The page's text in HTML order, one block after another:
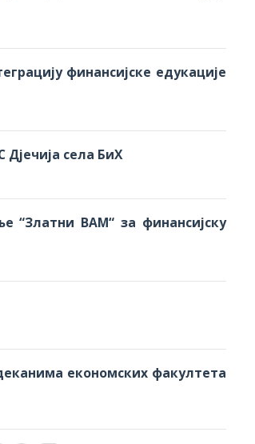
финансијске едукације
Дјечија села БиХ
“Златни BAM“ за финансијску
економских факултета